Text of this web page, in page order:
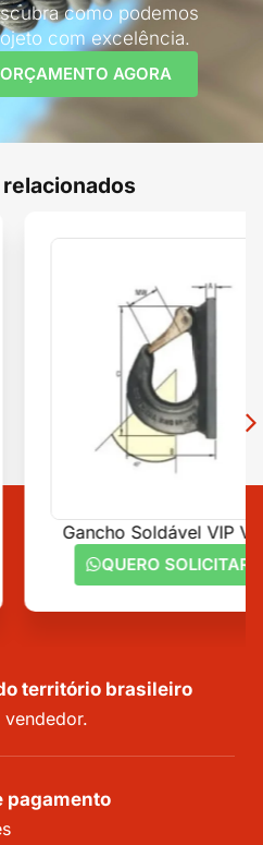
como podemos
com excelência.
AGORA
território brasileiro
pagamento
VCGH-S – Série 5322
UM ORÇAMENTO